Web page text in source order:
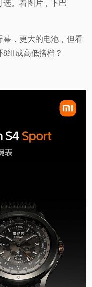
选。看图片，下巴
幕，更大的电池，但看
组成高低搭档？